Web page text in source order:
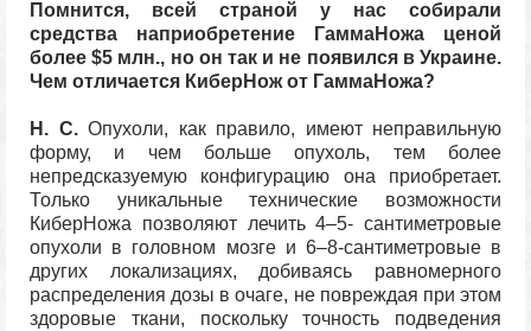
Помнится, всей страной у нас собирали
средства наприобретение ГаммаНожа ценой
более $5 млн., но он так и не появился в Украине.
Чем отличается КиберНож от ГаммаНожа?
Н. С.Опухоли, как правило, имеют неправильную
форму, и чем больше опухоль, тем более
непредсказуемую конфигурацию она приобретает.
Только уникальные технические возможности
КиберНожа позволяют лечить 4–5- сантиметровые
опухоли в головном мозге и 6–8-сантиметровые в
других локализациях, добиваясь равномерного
распределения дозы в очаге, не повреждая при этом
здоровые ткани, поскольку точность подведения